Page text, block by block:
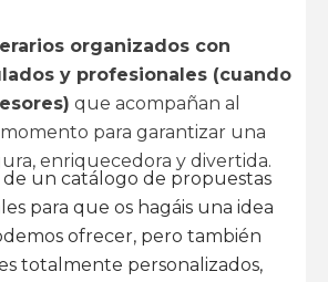
organizados con
y profesionales (cuando
que acompañan al
para garantizar una
enriquecedora y divertida.
de un catálogo de propuestas
para que os hagáis una idea
ofrecer, pero también
totalmente personalizados,